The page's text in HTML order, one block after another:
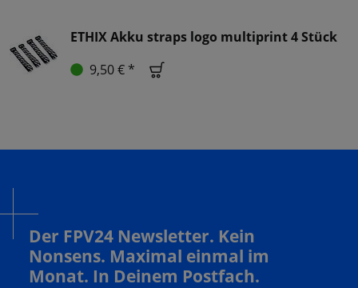
ETHIX Akku straps logo multiprint 4 Stück
9,50 € *
Der FPV24 Newsletter. Kein
Nonsens. Maximal einmal im
Monat. In Deinem Postfach.